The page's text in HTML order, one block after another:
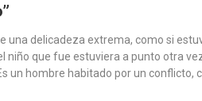
una delicadeza extrema, como si
niño que fue estuviera a punto otra
un hombre habitado por un conflicto,